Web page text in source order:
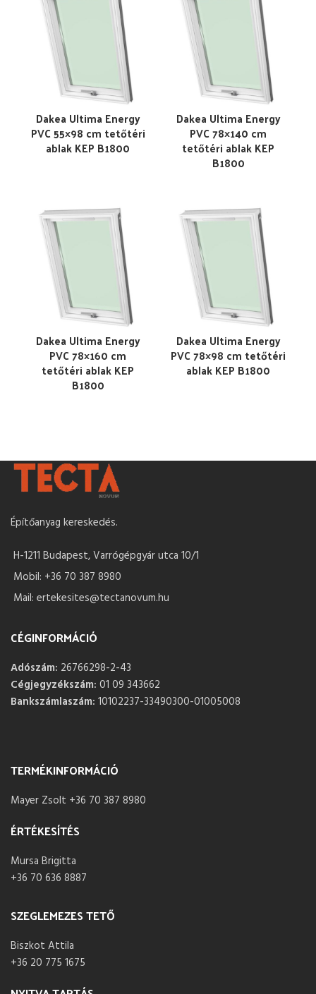
Dakea Ultima Energy
PVC 55×98 cm tetőtéri
ablak KEP B1800
Dakea Ultima Energy
PVC 78×140 cm
tetőtéri ablak KEP
B1800
Dakea Ultima Energy
PVC 78×160 cm
tetőtéri ablak KEP
B1800
Dakea Ultima Energy
PVC 78×98 cm tetőtéri
ablak KEP B1800
Építőanyag kereskedés.
H-1211 Budapest, Varrógépgyár utca 10/1
Mobil: +36 70 387 8980
Mail: ertekesites@tectanovum.hu
CÉGINFORMÁCIÓ
Adószám: 26766298-2-43
Cégjegyzékszám: 01 09 343662
Bankszámlaszám: 10102237-33490300-01005008
TERMÉKINFORMÁCIÓ
Mayer Zsolt +36 70 387 8980
ÉRTÉKESÍTÉS
Mursa Brigitta
+36 70 636 8887
SZEGLEMEZES TETŐ
Biszkot Attila
+36 20 775 1675